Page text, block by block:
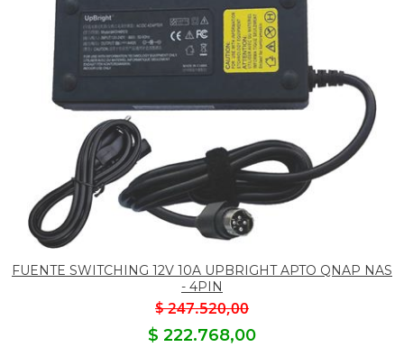
FUENTE SWITCHING 12V 10A UPBRIGHT APTO QNAP NAS
- 4PIN
$ 247.520,00
$ 222.768,00